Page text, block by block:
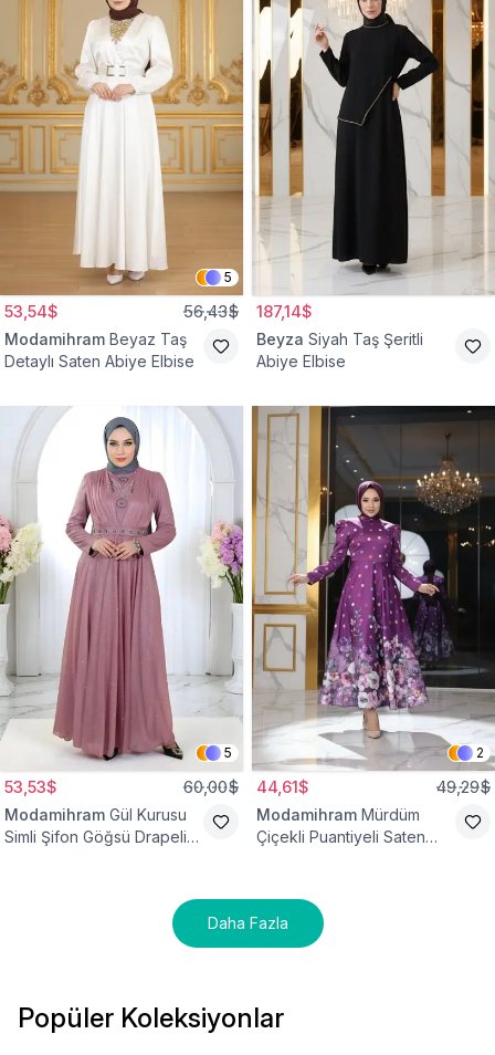
5
53,54$ 56,43$
Modamihram Beyaz Taş
Detaylı Saten Abiye Elbise
187,14$
Beyza Siyah Taş Şeritli
Abiye Elbise
5
53,53$ 60,00$
Modamihram Gül Kurusu
Simli Şifon Göğsü Drapeli
2
44,61$ 49,29$
Modamihram Mürdüm
Çiçekli Puantiyeli Saten
Daha Fazla
Popüler Koleksiyonlar